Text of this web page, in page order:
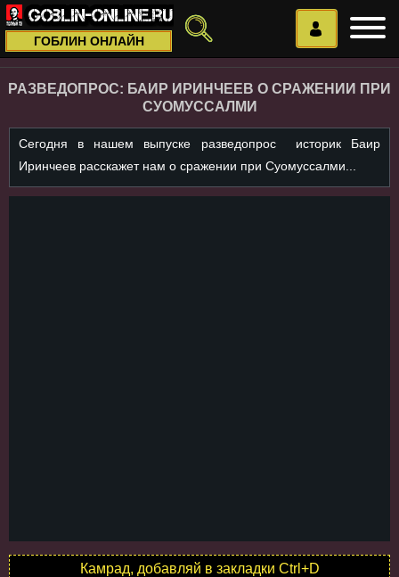
ГОБЛИН ОНЛАЙН
РАЗВЕДОПРОС: БАИР ИРИНЧЕЕВ О СРАЖЕНИИ ПРИ
СУОМУССАЛМИ
Сегодня в нашем выпуске разведопрос историк Баир
Иринчеев расскажет нам о сражении при Суомуссалми...
Камрад, добавляй в закладки Ctrl+D